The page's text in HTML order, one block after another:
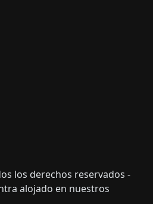
los derechos reservados -
alojado en nuestros